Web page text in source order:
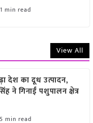
1 min read
View All
देश का दूध उत्पादन,
ने गिनाईं पशुपालन क्षेत्र
5 min read